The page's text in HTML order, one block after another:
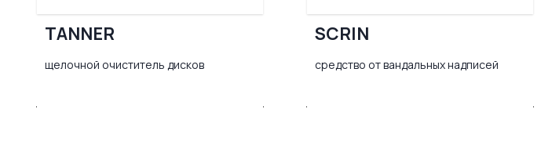
TANNER
щелочной очиститель дисков
SCRIN
средство от вандальных надписей